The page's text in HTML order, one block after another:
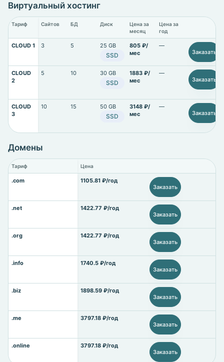
Виртуальный хостинг
Тариф Сайтов БД Диск
Цена за
месяц
Цена за
год
CLOUD 1 3 5 25 GB
SSD
805 ₽/
мес
—
Заказать
CLOUD
2
5 10 30 GB
SSD
1883 ₽/
мес
—
Заказать
CLOUD
3
10 15 50 GB
SSD
3148 ₽/
мес
—
Заказать
Домены
Тариф Цена
.com
1105.81 ₽/год
Заказать
.net
1422.77 ₽/год
Заказать
.org
1422.77 ₽/год
Заказать
.info
1740.5 ₽/год
Заказать
.biz
1898.59 ₽/год
Заказать
.me
3797.18 ₽/год
Заказать
.online
3797.18 ₽/год
Заказать